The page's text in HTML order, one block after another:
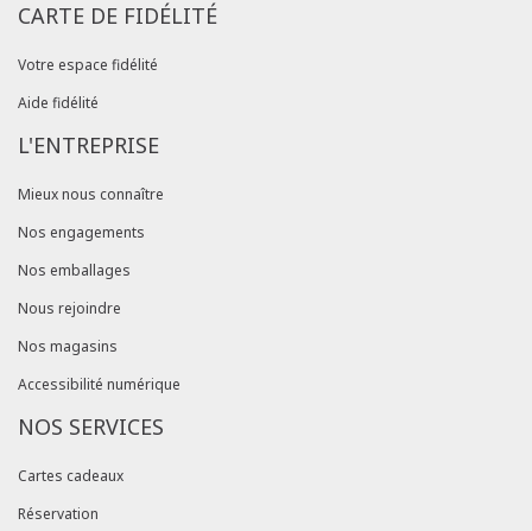
CARTE DE FIDÉLITÉ
Votre espace fidélité
Aide fidélité
L'ENTREPRISE
Mieux nous connaître
Nos engagements
Nos emballages
Nous rejoindre
Nos magasins
Accessibilité numérique
NOS SERVICES
Cartes cadeaux
Réservation